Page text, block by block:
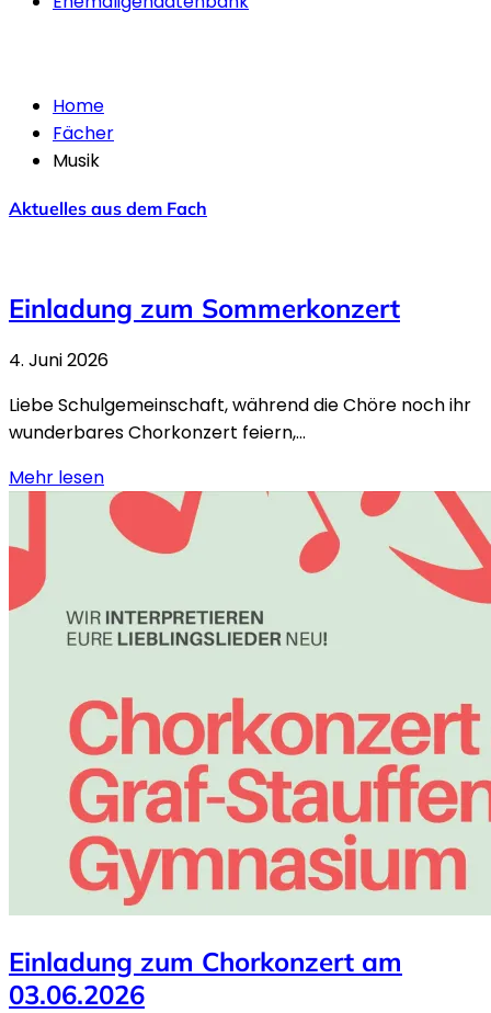
Home
Fächer
Musik
Aktuelles aus dem Fach
Einladung zum Sommerkonzert
4. Juni 2026
Liebe Schulgemeinschaft, während die Chöre noch ihr
wunderbares Chorkonzert feiern,...
Mehr lesen
Einladung zum Chorkonzert am
03.06.2026